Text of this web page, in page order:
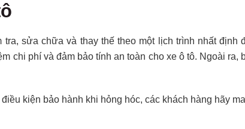
sửa chữa và thay thế theo một lịch trình nhất định
chi phí và đảm bảo tính an toàn cho xe ô tô. Ngoài
kiện bảo hành khi hỏng hóc, các khách hàng hãy